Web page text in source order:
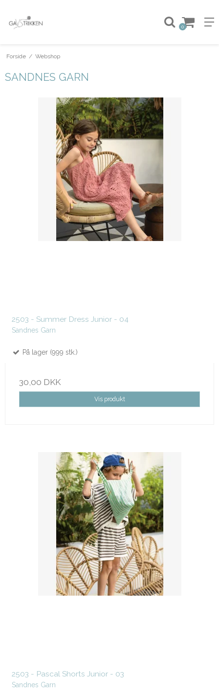
0
Forside / Webshop
SANDNES GARN
2503 - Summer Dress Junior - 04
Sandnes Garn
På lager (999 stk.)
30,00 DKK
Vis produkt
2503 - Pascal Shorts Junior - 03
Sandnes Garn